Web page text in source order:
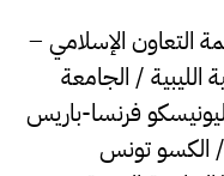
التعاون الإسلامي –
الليبية / الجامعة
اليونيسكو فرنسا-باريس
الكسو تونس